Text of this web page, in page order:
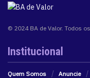
© 2024 BA de Valor. Todos
Institucional
Quem Somos Anuncie